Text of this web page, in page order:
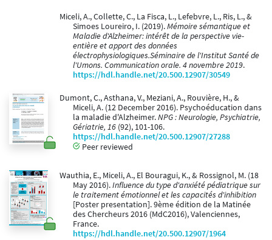
Miceli, A., Collette, C., La Fisca, L., Lefebvre, L., Ris, L., &
Simoes Loureiro, I. (2019).Mémoire sémantique et
Maladie d'Alzheimer: intérêt de la perspective vie-
entière et apport des données
électrophysiologiques.Séminaire de l'Institut Santé de
l'Umons. Communication orale. 4 novembre 2019.
https://hdl.handle.net/20.500.12907/30549
Dumont, C., Asthana, V., Meziani, A., Rouvière, H., &
Miceli, A. (12 December 2016). Psychoéducation dans
la maladie d'Alzheimer.NPG : Neurologie, Psychiatrie,
Gériatrie, 16 (92), 101-106.
https://hdl.handle.net/20.500.12907/27288
Peer reviewed
Wauthia, E., Miceli, A., El Bouragui, K., & Rossignol, M. (18
May 2016).Influence du type d'anxiété pédiatrique sur
le traitement émotionnel et les capacités d'inhibition
[Poster presentation]. 9ème édition de la Matinée
des Chercheurs 2016 (MdC2016), Valenciennes,
France.
https://hdl.handle.net/20.500.12907/1964